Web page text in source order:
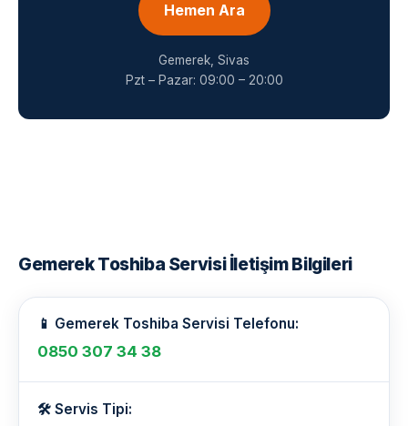
Hemen Ara
Gemerek, Sivas
Pzt – Pazar: 09:00 – 20:00
Gemerek Toshiba Servisi İletişim Bilgileri
📱 Gemerek Toshiba Servisi Telefonu:
0850 307 34 38
🛠️ Servis Tipi: